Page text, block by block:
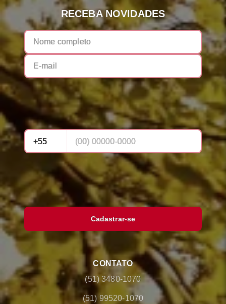
RECEBA NOVIDADES
Cadastrar-se
CONTATO
(51) 3480-1070
(51) 99520-1070